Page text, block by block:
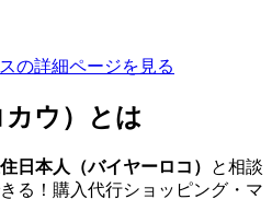
の詳細ページを見る
ウ）とは
日本人（バイヤーロコ）
と相談
る！購入代行ショッピング・マ